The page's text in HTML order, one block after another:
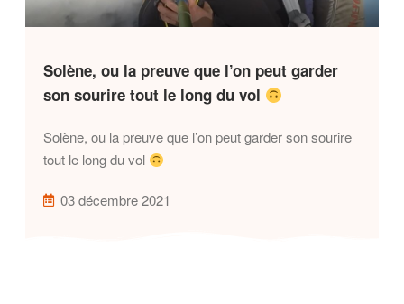
Solène, ou la preuve que l’on peut garder
son sourire tout le long du vol
Solène, ou la preuve que l’on peut garder son sourire
tout le long du vol
03 décembre 2021